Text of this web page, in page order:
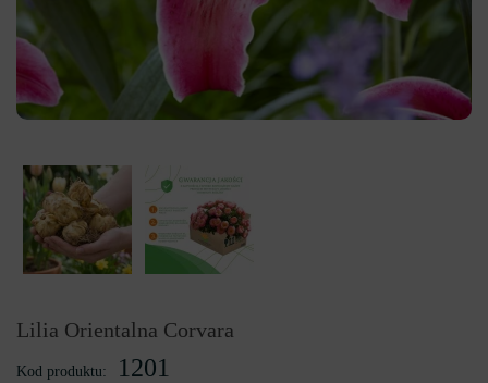
Lilia Orientalna Corvara
Kod produktu: 1201